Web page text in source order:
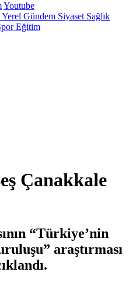
Youtube
Yerel Gündem Siyaset Sağlık
Eğitim
Çanakkale
“Türkiye’nin
araştırması